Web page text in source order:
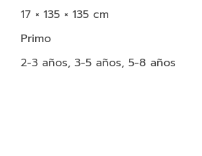
17 × 135 × 135 cm
Primo
2-3 años, 3-5 años, 5-8 años